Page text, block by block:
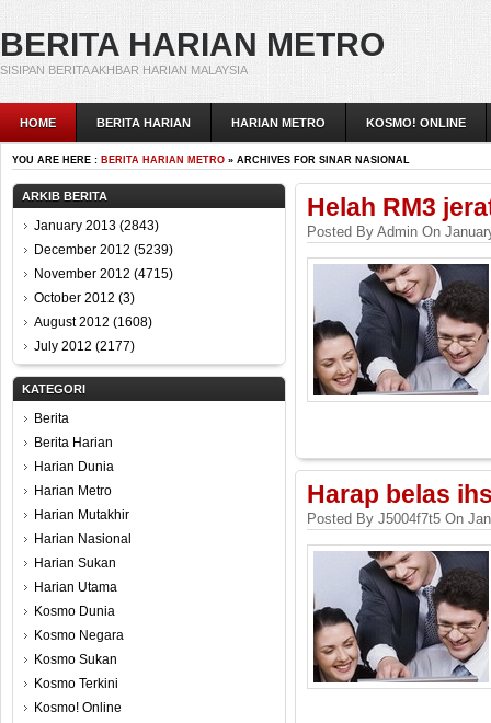
BERITA HARIAN METRO
SISIPAN BERITA AKHBAR HARIAN MALAYSIA
HOME BERITA HARIAN HARIAN METRO KOSMO! ONLINE
YOU ARE HERE : BERITA HARIAN METRO » ARCHIVES FOR SINAR NASIONAL
ARKIB BERITA
January 2013 (2843)
December 2012 (5239)
November 2012 (4715)
October 2012 (3)
August 2012 (1608)
July 2012 (2177)
KATEGORI
Berita
Berita Harian
Harian Dunia
Harian Metro
Harian Mutakhir
Harian Nasional
Harian Sukan
Harian Utama
Kosmo Dunia
Kosmo Negara
Kosmo Sukan
Kosmo Terkini
Kosmo! Online
Helah RM3
Posted By Admin On
Harap belas
Posted By J5004f7t5 On